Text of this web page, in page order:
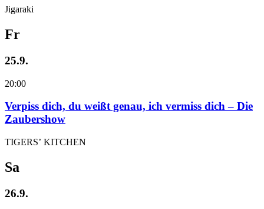
Jigaraki
Fr
25.9.
20:00
Verpiss dich, du weißt genau, ich vermiss dich – Die
Zaubershow
TIGERS’ KITCHEN
Sa
26.9.